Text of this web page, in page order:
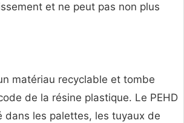
et ne peut pas non plus
matériau recyclable et tombe
de la résine plastique. Le PEHD
dans les palettes, les tuyaux de